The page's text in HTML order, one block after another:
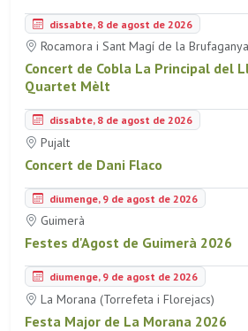
dissabte, 8 de agost de 2026
Rocamora i Sant Magí de la
Concert de Cobla La Principal del
Quartet Mèlt
dissabte, 8 de agost de 2026
Pujalt
Concert de Dani Flaco
diumenge, 9 de agost de 2026
Guimerà
Festes d'Agost de Guimerà 2026
diumenge, 9 de agost de 2026
La Morana (Torrefeta i Florejacs)
Festa Major de La Morana 2026